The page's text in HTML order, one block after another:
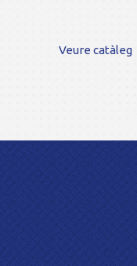
Veure catàleg